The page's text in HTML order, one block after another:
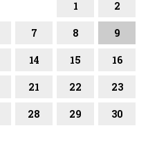
1 2
7 8 9
14 15 16
21 22 23
28 29 30